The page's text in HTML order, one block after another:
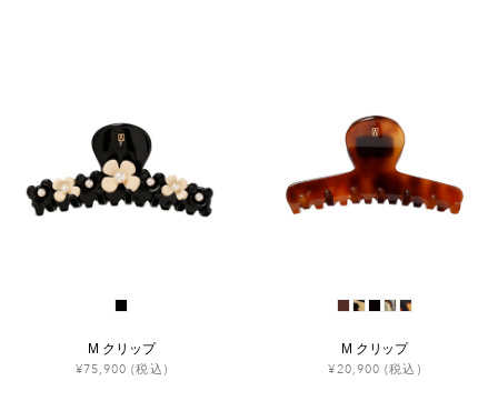
M クリップ
¥75,900 (税込)
M クリップ
¥20,900 (税込)